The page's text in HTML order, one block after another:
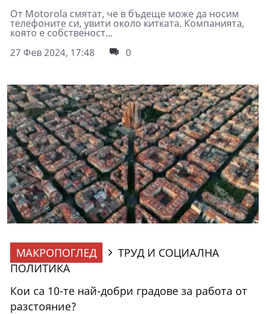
От Motorola смятат, че в бъдеще може да носим
телефоните си, увити около китката. Компанията,
която е собственост...
27 Фев 2024, 17:48
0
МАКРОПОГЛЕД
ТРУД И СОЦИАЛНА
ПОЛИТИКА
Кои са 10-те най-добри градове за работа от
разстояние?